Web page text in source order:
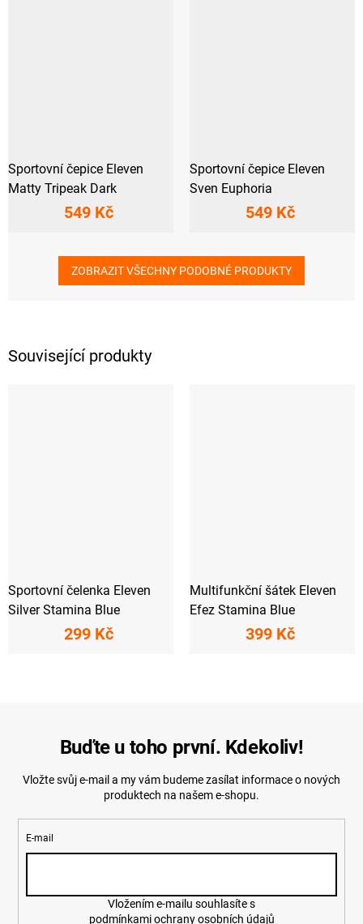
Související produkty
Sportovní čelenka Eleven
Silver Stamina Blue
299 Kč
Multifunkční šátek Eleven
Efez Stamina Blue
399 Kč
Sportovní čepice Eleven
Matty Tripeak Dark
549 Kč
Sportovní čepice Eleven
Sven Euphoria
549 Kč
ZOBRAZIT VŠECHNY PODOBNÉ PRODUKTY
Buďte u toho první. Kdekoliv!
Vložte svůj e-mail a my vám budeme zasílat informace o nových
produktech na našem e-shopu.
E-mail
podmínkami ochrany osobních údajů